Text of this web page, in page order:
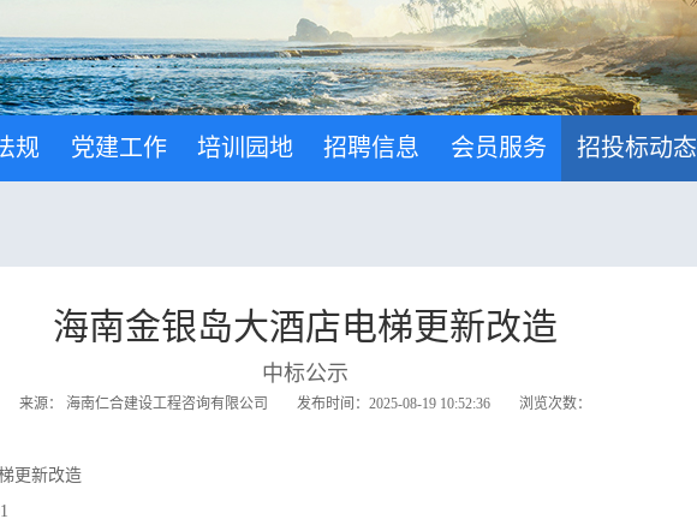
规 党建工作 培训园地 招聘信息 会员服务 招投标动态
海南金银岛大酒店电梯更新改造
中标公示
来源： 海南仁合建设工程咨询有限公司 发布时间：2025-08-19 10:52:36 浏览次数：
更新改造